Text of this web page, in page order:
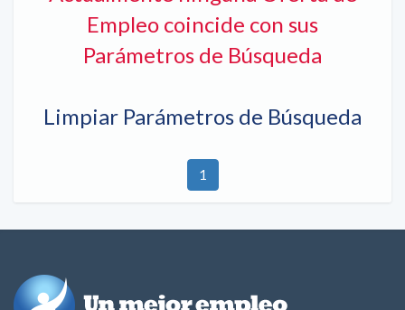
Empleo coincide con sus
Parámetros de Búsqueda
Limpiar Parámetros de Búsqueda
1